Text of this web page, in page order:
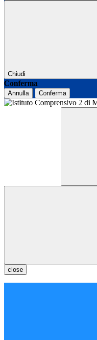
Chiudi
Conferma
Annulla Conferma
close